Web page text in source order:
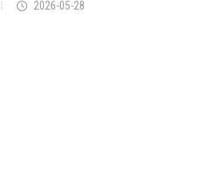
2026-05-28